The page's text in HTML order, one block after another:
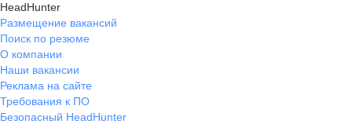
HeadHunter
Размещение вакансий
Поиск по резюме
О компании
Наши вакансии
Реклама на сайте
Требования к ПО
Безопасный HeadHunter